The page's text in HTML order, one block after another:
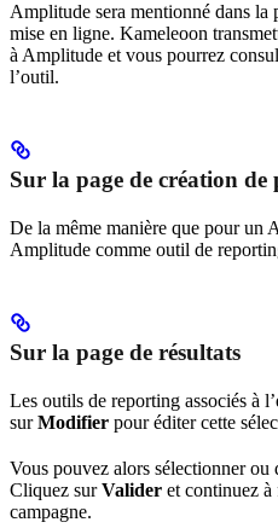
Amplitude sera mentionné dans la
mise en ligne. Kameleoon
à Amplitude et vous pourrez
l’outil.
Sur la page de création de
De la même manière que pour un
Amplitude comme outil de
Sur la page de résultats
Les outils de reporting associés à
surModifier pour éditer cette
Vous pouvez alors sélectionner
Cliquez surValider et continuez
campagne.